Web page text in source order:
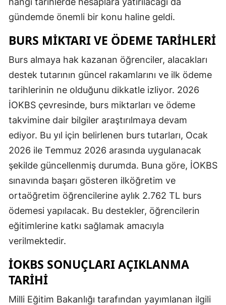
gündemde önemli bir konu haline geldi.
BURS MIKTARI VE ÖDEME TARIHLERI
Burs almaya hak kazanan öğrenciler, alacakları
destek tutarının güncel rakamlarını ve ilk ödeme
tarihlerinin ne olduğunu dikkatle izliyor. 2026
İOKBS çevresinde, burs miktarları ve ödeme
takvimine dair bilgiler araştırılmaya devam
ediyor. Bu yıl için belirlenen burs tutarları, Ocak
2026 ile Temmuz 2026 arasında uygulanacak
şekilde güncellenmiş durumda. Buna göre, İOKBS
sınavında başarı gösteren ilköğretim ve
ortaöğretim öğrencilerine aylık 2.762 TL burs
ödemesi yapılacak. Bu destekler, öğrencilerin
eğitimlerine katkı sağlamak amacıyla
verilmektedir.
İOKBS SONUÇLARI AÇIKLANMA
TARIHI
Milli Eğitim Bakanlığı tarafından yayımlanan ilgili